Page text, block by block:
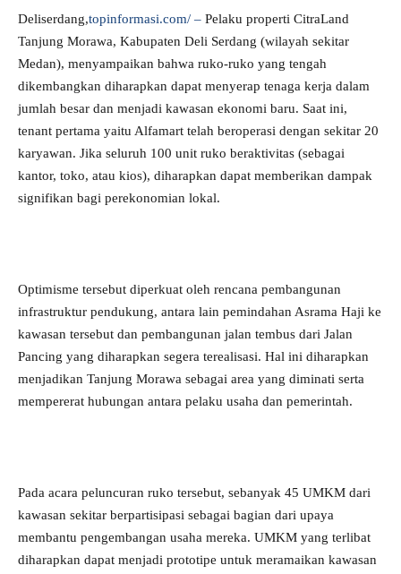
Deliserdang,topinformasi.com/ – Pelaku properti CitraLand
Tanjung Morawa, Kabupaten Deli Serdang (wilayah sekitar
Medan), menyampaikan bahwa ruko-ruko yang tengah
dikembangkan diharapkan dapat menyerap tenaga kerja dalam
jumlah besar dan menjadi kawasan ekonomi baru. Saat ini,
tenant pertama yaitu Alfamart telah beroperasi dengan sekitar 20
karyawan. Jika seluruh 100 unit ruko beraktivitas (sebagai
kantor, toko, atau kios), diharapkan dapat memberikan dampak
signifikan bagi perekonomian lokal.
Optimisme tersebut diperkuat oleh rencana pembangunan
infrastruktur pendukung, antara lain pemindahan Asrama Haji ke
kawasan tersebut dan pembangunan jalan tembus dari Jalan
Pancing yang diharapkan segera terealisasi. Hal ini diharapkan
menjadikan Tanjung Morawa sebagai area yang diminati serta
mempererat hubungan antara pelaku usaha dan pemerintah.
Pada acara peluncuran ruko tersebut, sebanyak 45 UMKM dari
kawasan sekitar berpartisipasi sebagai bagian dari upaya
membantu pengembangan usaha mereka. UMKM yang terlibat
diharapkan dapat menjadi prototipe untuk meramaikan kawasan